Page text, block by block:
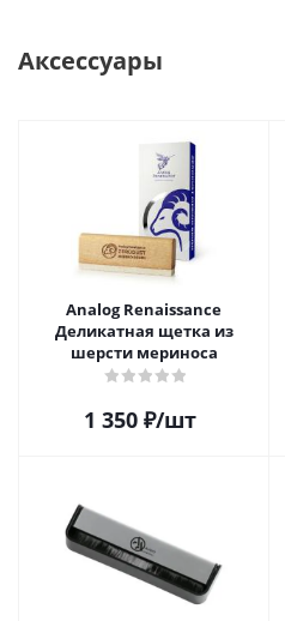
Аксессуары
Analog Renaissance
Деликатная щетка из
шерсти мериноса
1 350₽/шт